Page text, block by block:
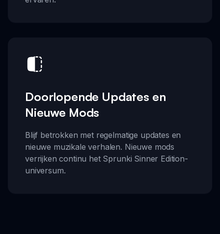
Doorlopende Updates en
Nieuwe Mods
Blijf betrokken met regelmatige updates en
nieuwe muzikale verhalen. Nieuwe mods
verrijken continu het Sprunki Sinner Edition-
universum.